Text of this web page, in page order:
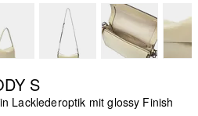
S
Lacklederoptik mit glossy Finish